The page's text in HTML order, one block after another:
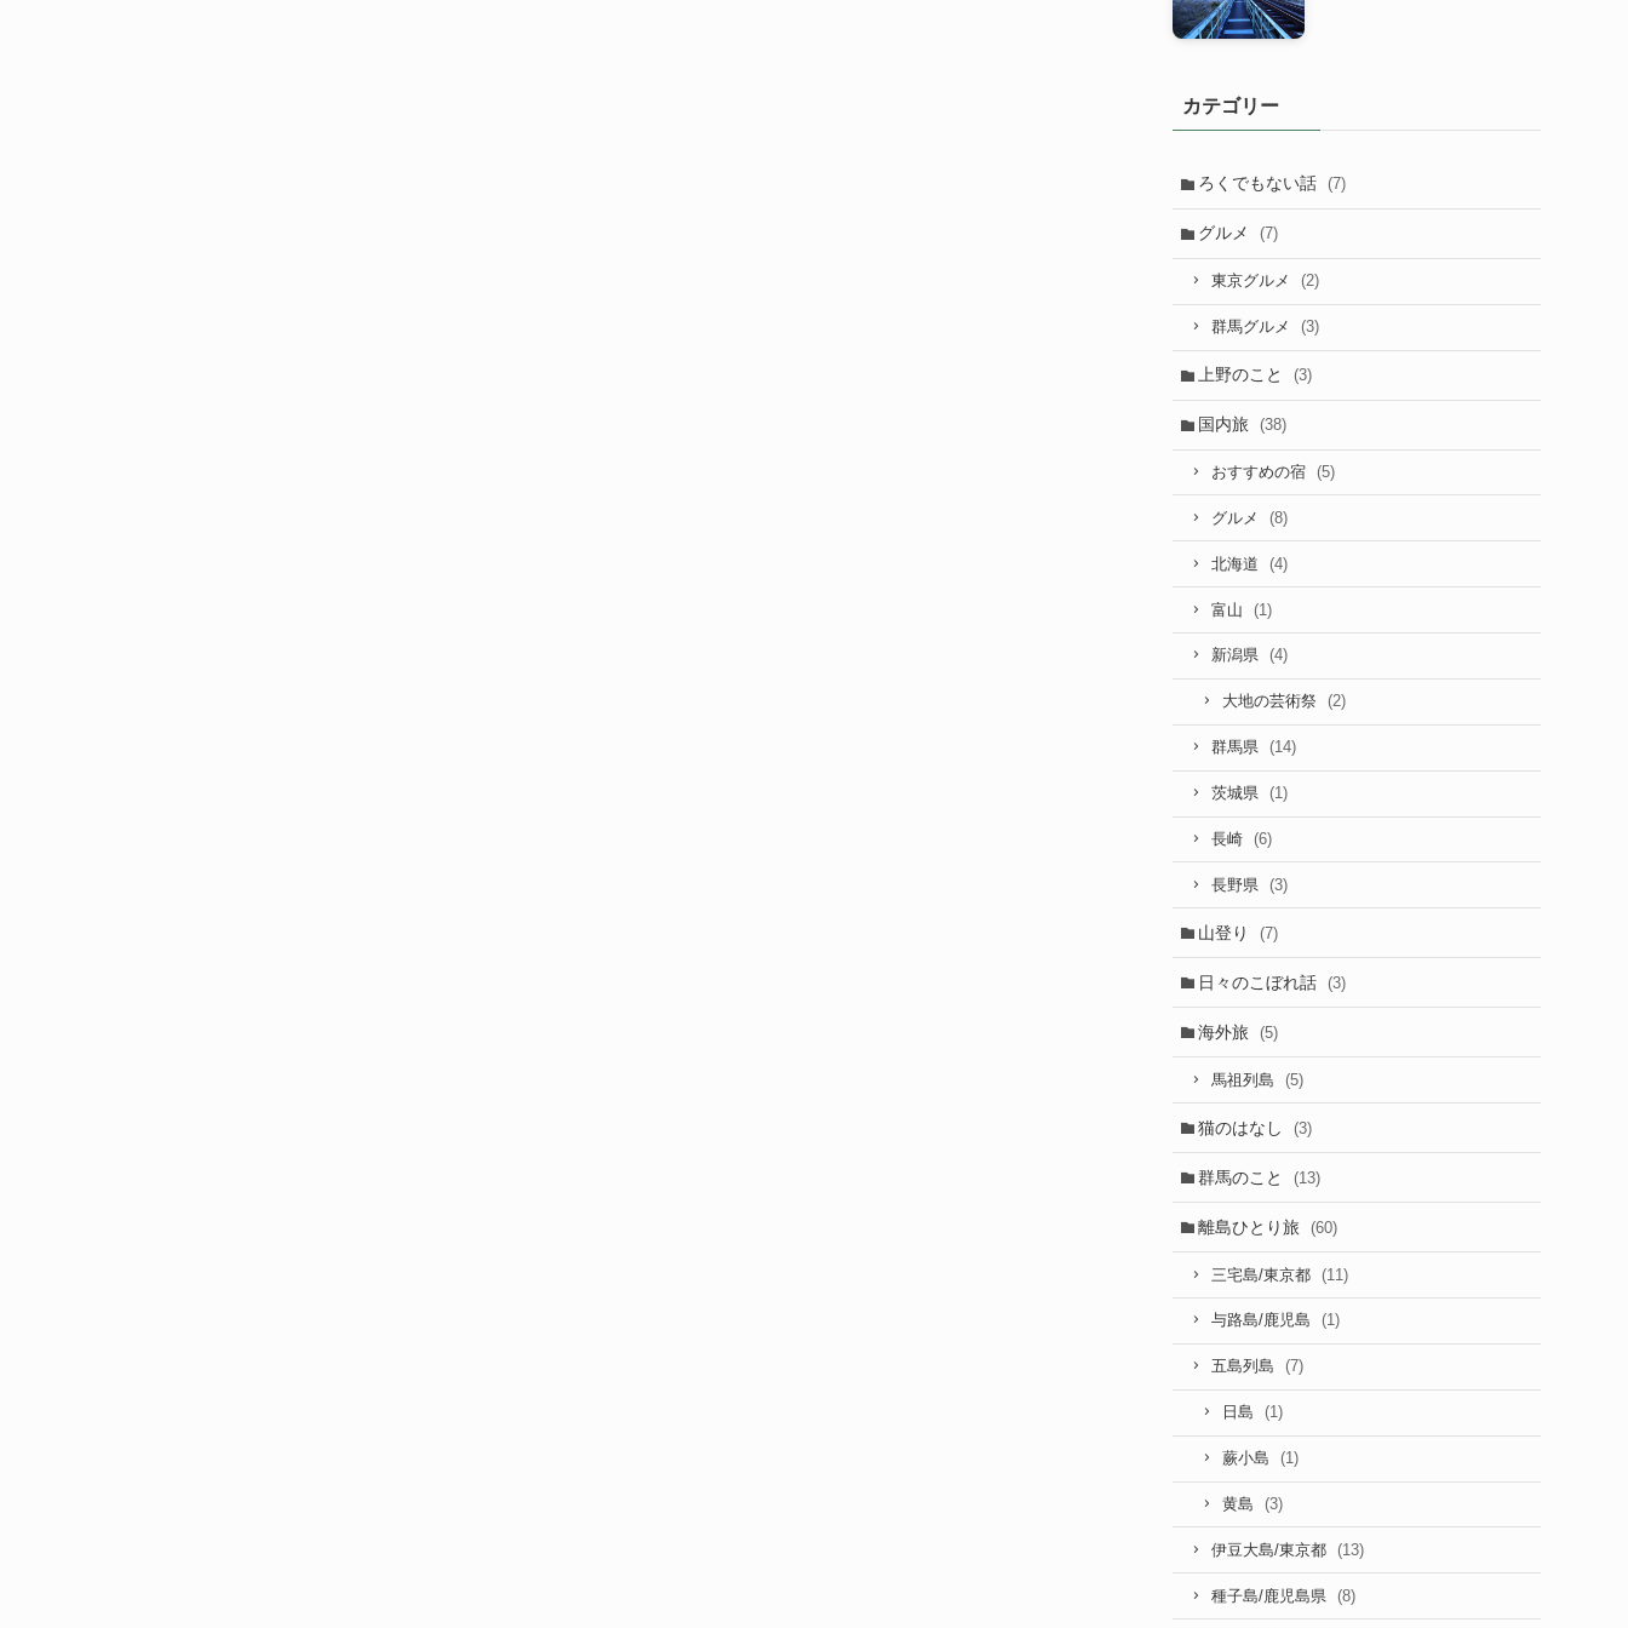
カテゴリー
ろくでもない話 (7)
グルメ (7)
東京グルメ (2)
群馬グルメ (3)
上野のこと (3)
国内旅 (38)
おすすめの宿 (5)
グルメ (8)
北海道 (4)
富山 (1)
新潟県 (4)
大地の芸術祭 (2)
群馬県 (14)
茨城県 (1)
長崎 (6)
長野県 (3)
山登り (7)
日々のこぼれ話 (3)
海外旅 (5)
馬祖列島 (5)
猫のはなし (3)
群馬のこと (13)
離島ひとり旅 (60)
三宅島/東京都 (11)
与路島/鹿児島 (1)
五島列島 (7)
日島 (1)
蕨小島 (1)
黄島 (3)
伊豆大島/東京都 (13)
種子島/鹿児島県 (8)